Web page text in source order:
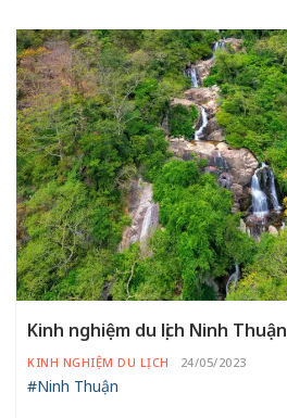
Kinh nghiệm du lịch Ninh Thuận
KINH NGHIỆM DU LỊCH 24/05/2023
#Ninh Thuận